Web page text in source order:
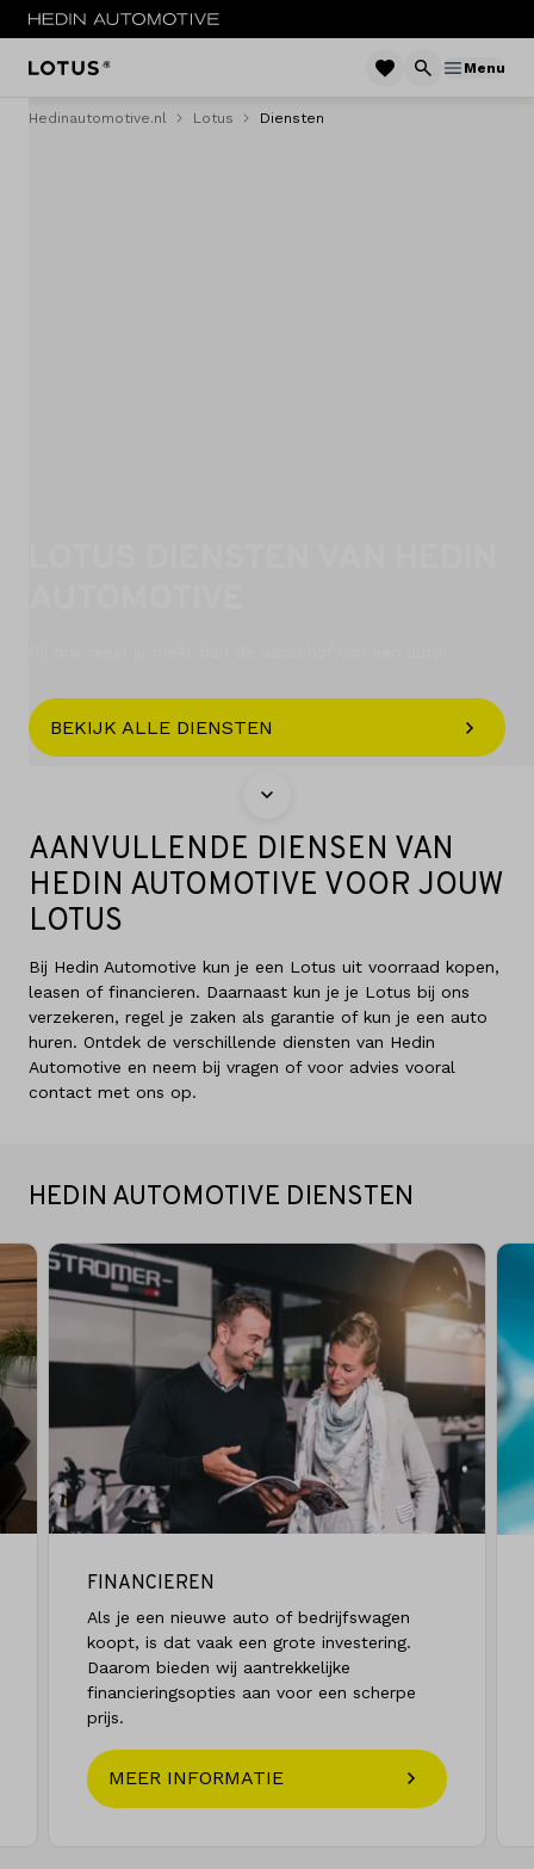
Menu
MENU
Over ons
Kennis & advies
Land
Nederland
Taal
Hedinautomotive.nl Lotus Diensten
BEKIJK ALLE DIENSTEN
AANVULLENDE DIENSEN VAN
HEDIN AUTOMOTIVE VOOR JOUW
LOTUS
Bij Hedin Automotive kun je een Lotus uit voorraad kopen,
leasen of financieren. Daarnaast kun je je Lotus bij ons
verzekeren, regel je zaken als garantie of kun je een auto
huren. Ontdek de verschillende diensten van Hedin
Automotive en neem bij vragen of voor advies vooral
contact met ons op.
HEDIN AUTOMOTIVE DIENSTEN
FINANCIEREN
Als je een nieuwe auto of bedrijfswagen
koopt, is dat vaak een grote investering.
Daarom bieden wij aantrekkelijke
financieringsopties aan voor een scherpe
prijs.
MEER INFORMATIE